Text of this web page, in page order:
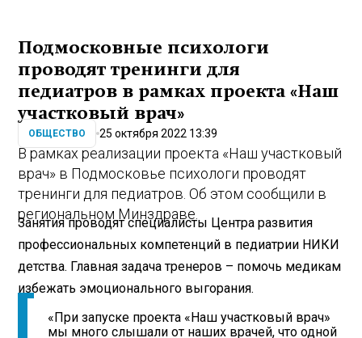
Подмосковные психологи
проводят тренинги для
педиатров в рамках проекта «Наш
участковый врач»
ОБЩЕСТВО 25 октября 2022 13:39
В рамках реализации проекта «Наш участковый
врач» в Подмосковье психологи проводят
тренинги для педиатров. Об этом сообщили в
региональном Минздраве.
Занятия проводят специалисты Центра развития
профессиональных компетенций в педиатрии НИКИ
детства. Главная задача тренеров – помочь медикам
избежать эмоционального выгорания.
«При запуске проекта «Наш участковый врач»
мы много слышали от наших врачей, что одной